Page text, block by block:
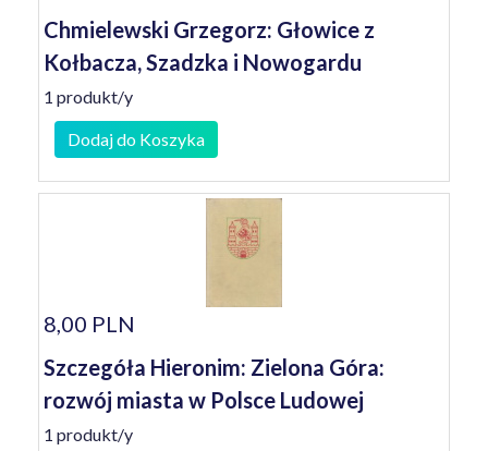
Chmielewski Grzegorz: Głowice z
Kołbacza, Szadzka i Nowogardu
1 produkt/y
Dodaj do Koszyka
8,00 PLN
Szczegóła Hieronim: Zielona Góra:
rozwój miasta w Polsce Ludowej
1 produkt/y